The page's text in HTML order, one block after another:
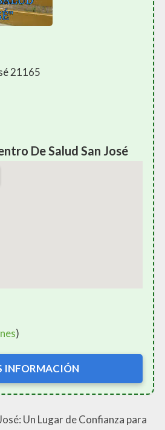
21165
De Salud San José
)
INFORMACIÓN
Un Lugar de Confianza para